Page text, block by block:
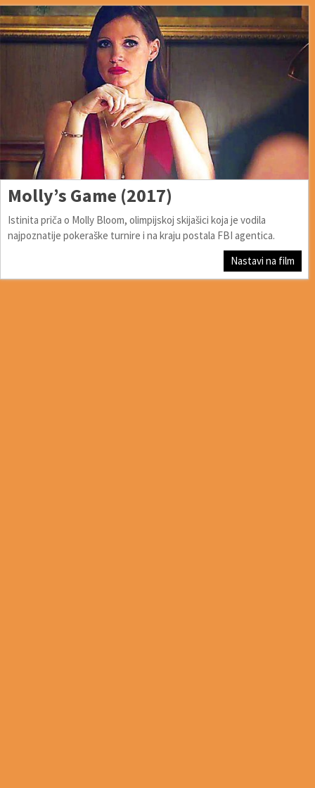
Molly’s Game (2017)
Istinita priča o Molly Bloom, olimpijskoj skijašici koja je vodila
najpoznatije pokeraške turnire i na kraju postala FBI agentica.
Nastavi na film